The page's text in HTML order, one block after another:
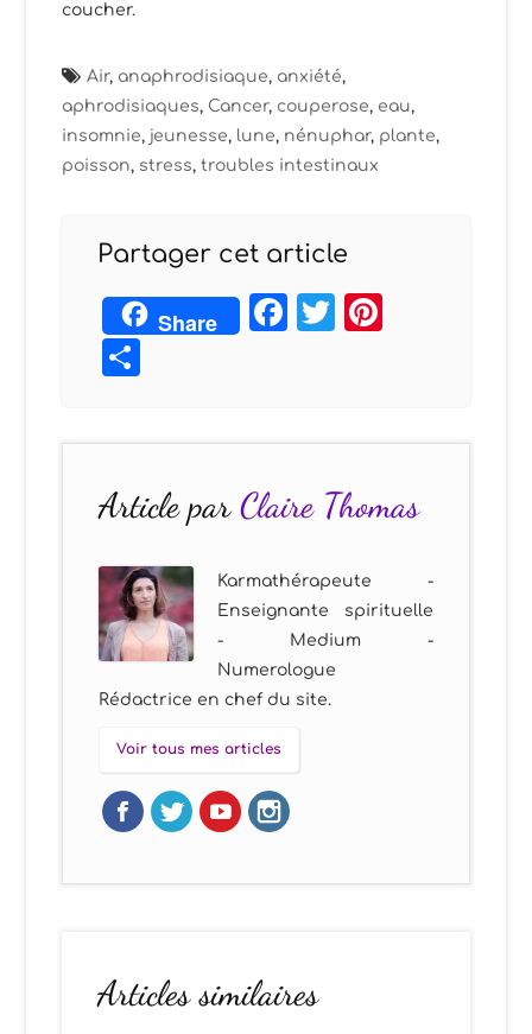
coucher.
Air, anaphrodisiaque, anxiété,
aphrodisiaques, Cancer, couperose, eau,
insomnie, jeunesse, lune, nénuphar, plante,
poisson, stress,troubles intestinaux
Partager cet article
Share Facebook
Twitter
Article parClaire Thomas
Karmathérapeute -
Enseignante spirituelle
- Medium -
Numerologue
Rédactrice en chef du site.
Voir tous mes articles
Articles similaires